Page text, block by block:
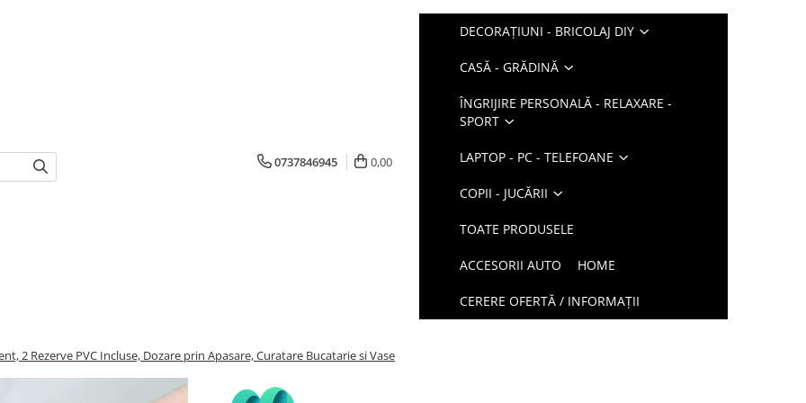
0737846945 0,00
DECORAȚIUNI - BRICOLAJ DIY
CASĂ - GRĂDINĂ
ÎNGRIJIRE PERSONALĂ - RELAXARE -
SPORT
LAPTOP - PC - TELEFOANE
COPII - JUCĂRII
TOATE PRODUSELE
ACCESORII AUTO HOME
CERERE OFERTĂ / INFORMAȚII
2 Rezerve PVC Incluse, Dozare prin Apasare, Curatare Bucatarie si Vase